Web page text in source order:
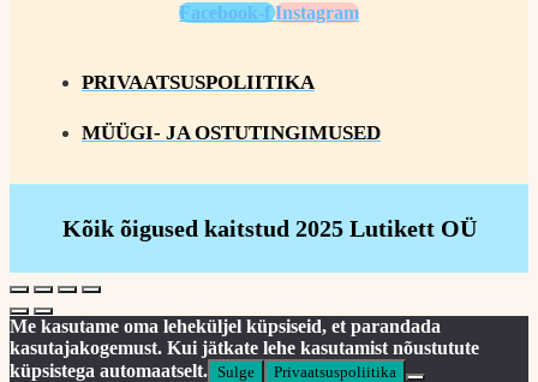
Facebook-f Instagram
PRIVAATSUSPOLIITIKA
MÜÜGI- JA OSTUTINGIMUSED
Kõik õigused kaitstud 2025 Lutikett OÜ
Me kasutame oma leheküljel küpsiseid, et parandada
kasutajakogemust. Kui jätkate lehe kasutamist nõustutute
küpsistega automaatselt. Sulge Privaatsuspoliitika